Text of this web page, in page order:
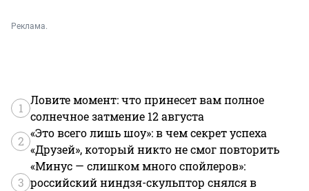
Реклама.
1
Ловите момент: что принесет вам полное
солнечное затмение 12 августа
2
«Это всего лишь шоу»: в чем секрет успеха
«Друзей», который никто не смог повторить
3
«Минус — слишком много спойлеров»:
российский ниндзя-скульптор снялся в